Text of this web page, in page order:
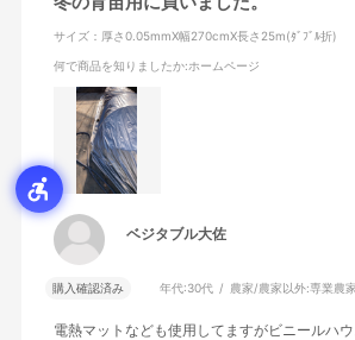
サイズ：厚さ0.05mmX幅270cmX長さ25m(ﾀﾞﾌﾞﾙ折)
何で商品を知りましたか:ホームページ
ベジタブル大佐
購入確認済み 年代:30代 農家/農家以外:専業農家
電熱マットなども使用してますがビニールハ